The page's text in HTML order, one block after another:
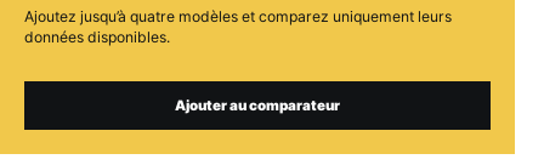
Ajoutez jusqu’à quatre modèles et comparez uniquement leurs
données disponibles.
Ajouter au comparateur